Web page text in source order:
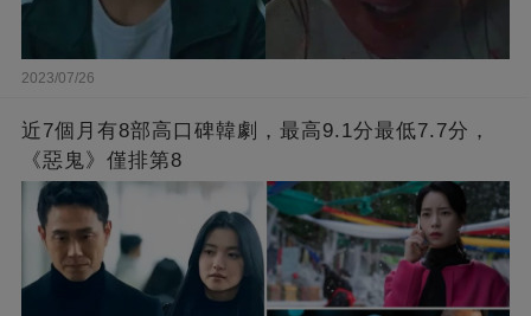
2023/07/26
近7個月有8部高口碑韓劇，最高9.1分最低7.7分，
《惡鬼》僅排第8